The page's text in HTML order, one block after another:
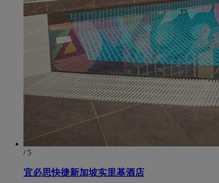
/ 5
宜必思快捷新加坡实里基酒店